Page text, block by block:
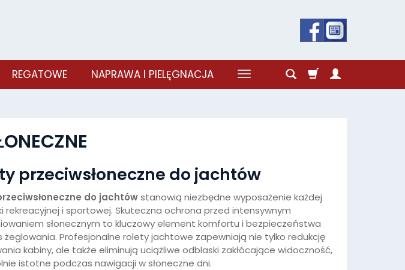
REGATOWE NAPRAWA I PIELĘGNACJA
przeciwsłoneczne do jachtów
do jachtówstanowią niezbędne wyposażenie każdej
rekreacyjnej i sportowej. Skuteczna ochrona przed intensywnym
słonecznym to kluczowy element komfortu i bezpieczeństwa
żeglowania. Profesjonalne rolety jachtowe zapewniają nie tylko redukcję
kabiny, ale także eliminują uciążliwe odblaski zakłócające widoczność,
istotne podczas nawigacji w słoneczne dni.